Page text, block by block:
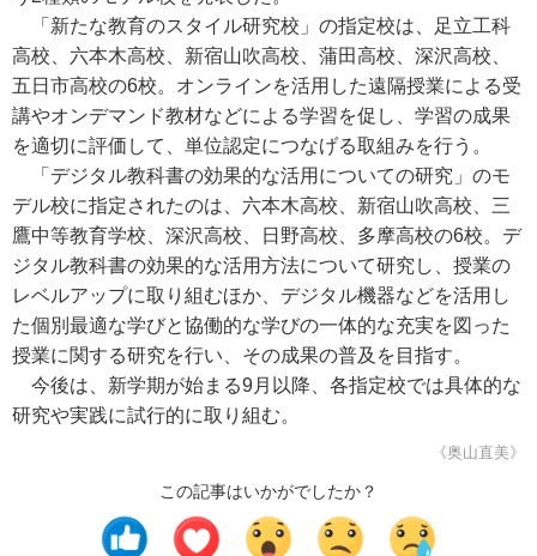
「新たな教育のスタイル研究校」の指定校は、足立工科
高校、六本木高校、新宿山吹高校、蒲田高校、深沢高校、
五日市高校の6校。オンラインを活用した遠隔授業による受
講やオンデマンド教材などによる学習を促し、学習の成果
を適切に評価して、単位認定につなげる取組みを行う。
「デジタル教科書の効果的な活用についての研究」のモ
デル校に指定されたのは、六本木高校、新宿山吹高校、三
鷹中等教育学校、深沢高校、日野高校、多摩高校の6校。デ
ジタル教科書の効果的な活用方法について研究し、授業の
レベルアップに取り組むほか、デジタル機器などを活用し
た個別最適な学びと協働的な学びの一体的な充実を図った
授業に関する研究を行い、その成果の普及を目指す。
今後は、新学期が始まる9月以降、各指定校では具体的な
研究や実践に試行的に取り組む。
《奥山直美》
この記事はいかがでしたか？